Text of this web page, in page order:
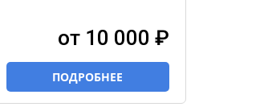
от 10 000 ₽
ПОДРОБНЕЕ